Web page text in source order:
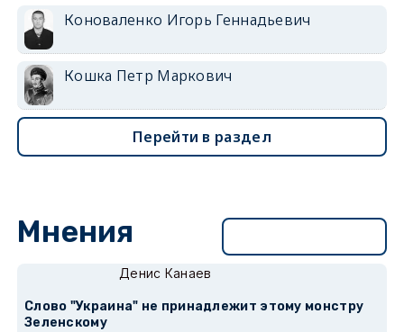
Коноваленко Игорь Геннадьевич
Кошка Петр Маркович
Перейти в раздел
Мнения
Денис Канаев
Слово "Украина" не принадлежит этому монстру
Зеленскому